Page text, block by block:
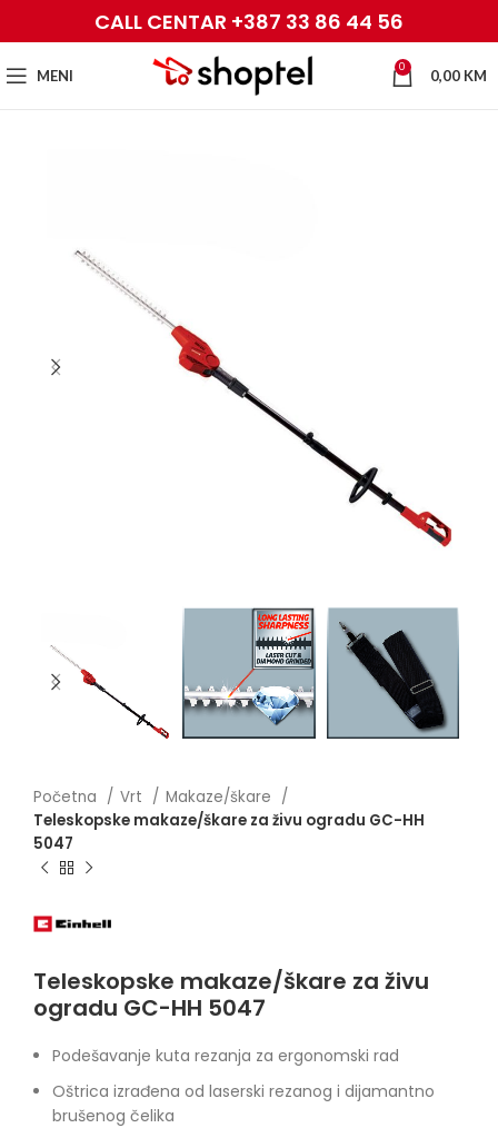
CALL CENTAR +387 33 86 44 56
MENI 0 0,00 KM
Početna Vrt
Makaze/škare
Teleskopske makaze/škare za živu ogradu GC-HH
5047
Teleskopske makaze/škare za živu
ogradu GC-HH 5047
Podešavanje kuta rezanja za ergonomski rad
Oštrica izrađena od laserski rezanog i dijamantno
brušenog čelika